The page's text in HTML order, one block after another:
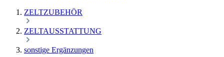
ZELTZUBEHÖR
ZELTAUSSTATTUNG
sonstige Ergänzungen